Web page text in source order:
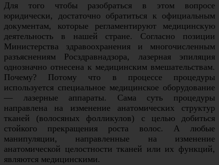
Для того чтобы разобраться в этом вопросе
юридически, достаточно обратиться к официальным
документам, которые регламентируют медицинскую
деятельность в нашей стране. Согласно позиции
Министерства здравоохранения и многочисленным
разъяснениям Росздравнадзора, лазерная эпиляция
однозначно отнесена к медицинским вмешательствам.
Почему? Потому что в процессе процедуры
используется специальное медицинское оборудование
— лазерные аппараты. Сама суть процедуры
направлена на изменение анатомических структур
тканей (волосяных фолликулов) с целью добиться
стойкого прекращения роста волос. А любые
манипуляции, направленные на изменение
анатомической целостности тканей или их функций,
являются медицинскими.